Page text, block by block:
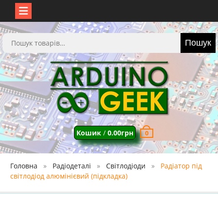
Перейти
до
вмісту
Шукати: Пошук
Кошик/ 0.00грн 0
Головна Радіодеталі Світлодіоди
Радіатор під
світлодіод алюмінієвий (підкладка)